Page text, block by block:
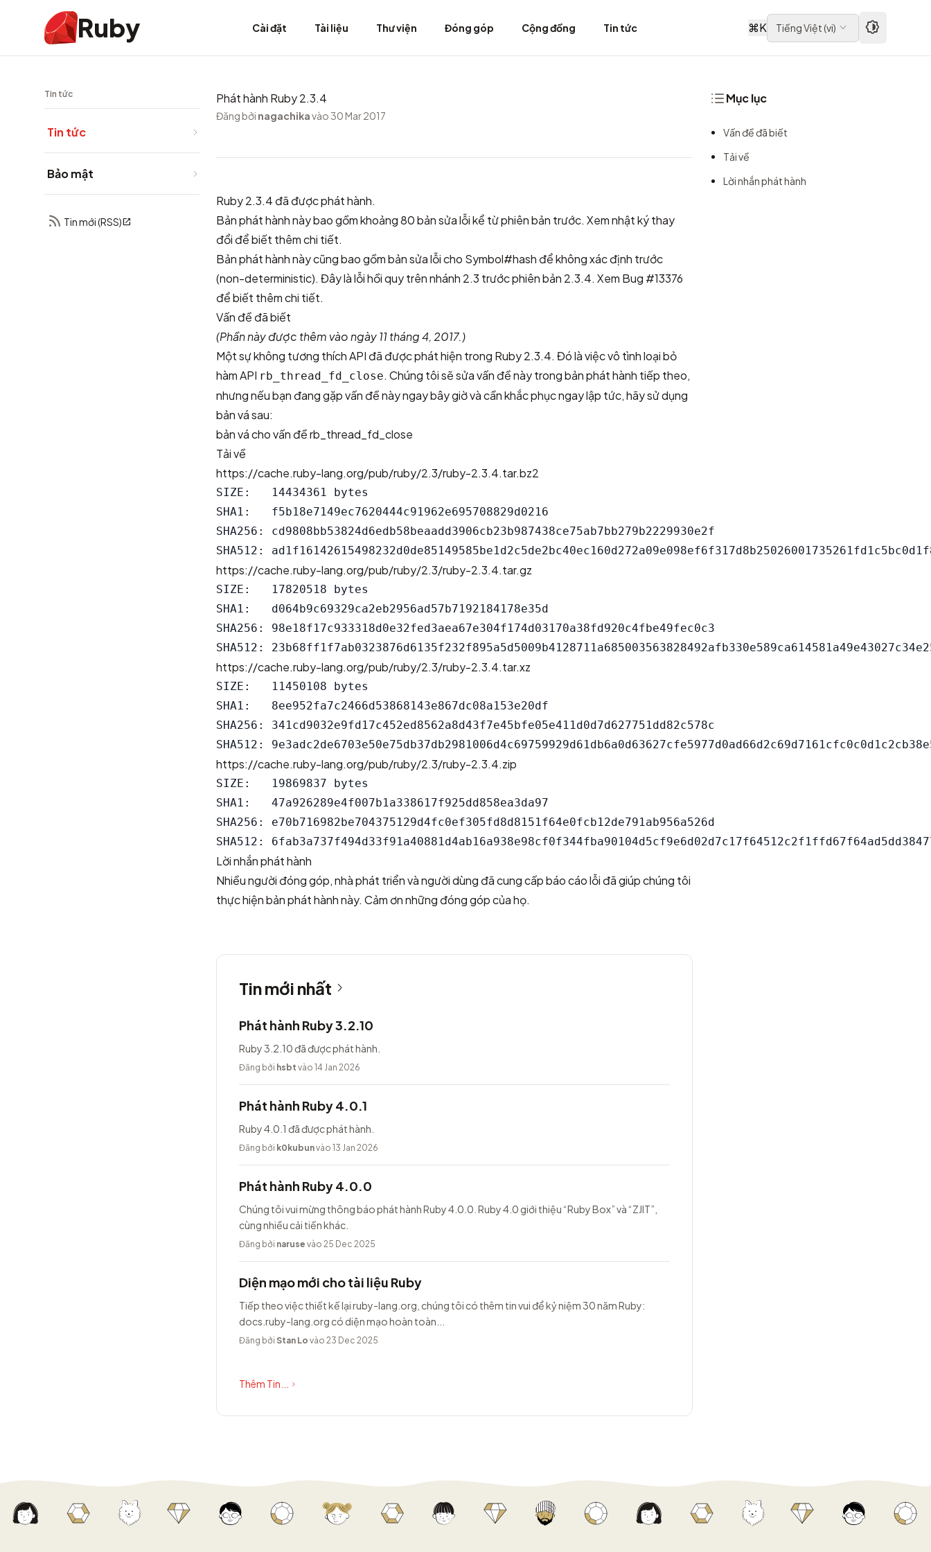
Ruby Cài đặt Tài liệu Thư viện Đóng góp Cộng đồng Tin tức ⌘K Tiếng Việt(vi)
Tin tức
Tin tức
Bảo mật
Tin mới (RSS)
Phát hành Ruby 2.3.4
Đăng bởi nagachikavào 30 Mar 2017
Ruby 2.3.4 đã được phát hành.
Bản phát hành này bao gồm khoảng 80 bản sửa lỗi kể từ phiên bản trước. Xemnhật ký thay
đổi để biết thêm chi tiết.
Bản phát hành này cũng bao gồm bản sửa lỗi cho Symbol#hash để không xác định trước
(non-deterministic). Đây là lỗi hồi quy trên nhánh 2.3 trước phiên bản 2.3.4. Xem Bug #13376
để biết thêm chi tiết.
Vấn đề đã biết
(Phần này được thêm vào ngày 11 tháng 4, 2017.)
Một sự không tương thích API đã được phát hiện trong Ruby 2.3.4. Đó là việc vô tình loại bỏ
hàm API rb_thread_fd_close. Chúng tôi sẽ sửa vấn đề này trong bản phát hành tiếp theo,
nhưng nếu bạn đang gặp vấn đề này ngay bây giờ và cần khắc phục ngay lập tức, hãy sử dụng
bản vá sau:
bản vá cho vấn đề rb_thread_fd_close
Tải về
https://cache.ruby-lang.org/pub/ruby/2.3/ruby-2.3.4.tar.bz2
SIZE:   14434361 bytes
SHA1:   f5b18e7149ec7620444c91962e695708829d0216
SHA256: cd9808bb53824d6edb58beaadd3906cb23b987438ce75ab7bb279b2229930e2f
https://cache.ruby-lang.org/pub/ruby/2.3/ruby-2.3.4.tar.gz
SIZE:   17820518 bytes
SHA1:   d064b9c69329ca2eb2956ad57b7192184178e35d
SHA256: 98e18f17c933318d0e32fed3aea67e304f174d03170a38fd920c4fbe49fec0c3
https://cache.ruby-lang.org/pub/ruby/2.3/ruby-2.3.4.tar.xz
SIZE:   11450108 bytes
SHA1:   8ee952fa7c2466d53868143e867dc08a153e20df
SHA256: 341cd9032e9fd17c452ed8562a8d43f7e45bfe05e411d0d7d627751dd82c578c
https://cache.ruby-lang.org/pub/ruby/2.3/ruby-2.3.4.zip
SIZE:   19869837 bytes
SHA1:   47a926289e4f007b1a338617f925dd858ea3da97
SHA256: e70b716982be704375129d4fc0ef305fd8d8151f64e0fcb12de791ab956a526d
Lời nhắn phát hành
Nhiều người đóng góp, nhà phát triển và người dùng đã cung cấp báo cáo lỗi đã giúp chúng tôi
thực hiện bản phát hành này. Cảm ơn những đóng góp của họ.
Tin mới nhất
Phát hành Ruby 3.2.10
Ruby 3.2.10 đã được phát hành.
Đăng bởi hsbt vào 14 Jan 2026
Phát hành Ruby 4.0.1
Ruby 4.0.1 đã được phát hành.
Đăng bởi k0kubunvào 13 Jan 2026
Phát hành Ruby 4.0.0
Chúng tôi vui mừng thông báo phát hành Ruby 4.0.0. Ruby 4.0 giới thiệu “Ruby Box” và “ZJIT”,
cùng nhiều cải tiến khác.
Đăng bởi naruse vào 25 Dec 2025
Diện mạo mới cho tài liệu Ruby
Tiếp theo việc thiết kế lại ruby-lang.org, chúng tôi có thêm tin vui để kỷ niệm 30 năm Ruby:
docs.ruby-lang.org có diện mạo hoàn toàn...
Đăng bởi Stan Lo vào 23 Dec 2025
Thêm Tin...
Mục lục
Vấn đề đã biết
Tải về
Lời nhắn phát hành